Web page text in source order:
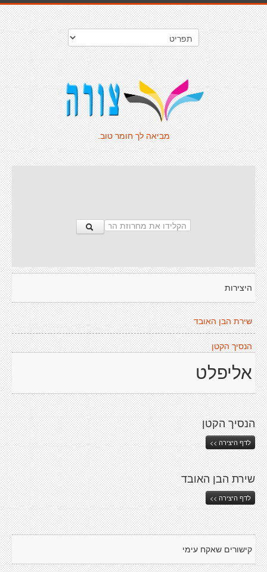
מביאה לך חומר טוב.
היצירות
שירת הבן האובד
הנסיך הקטן
אליפלט
הנסיך הקטן
לדף היצירה >>
שירת הבן האובד
לדף היצירה >>
קישורים שאקח עימי